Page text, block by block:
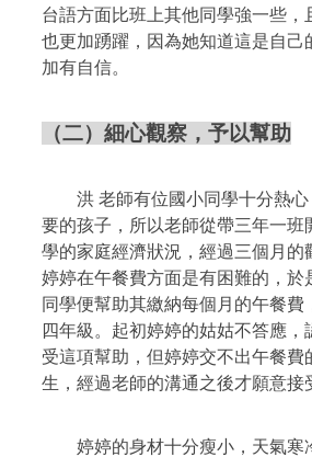
台語方面比班上其他同學強一些，
也更加踴躍，因為她知道這是自己
加有自信。
（二）細心觀察，予以幫助
洪 老師有位國小同學十分熱
要的孩子，所以老師從帶三年一班
學的家庭經濟狀況，經過三個月的
婷婷在午餐費方面是有困難的，於
同學便幫助其繳納每個月的午餐費
四年級。起初婷婷的姑姑不答應，
受這項幫助，但婷婷交不出午餐費
生，經過老師的溝通之後才願意接
婷婷的身材十分瘦小，天氣寒